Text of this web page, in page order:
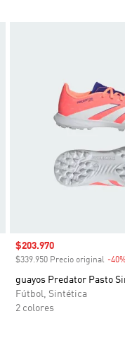
Precio de venta
$203.970
$339.950 Precio original -
guayos Predator Pasto
Fútbol, Sintética
2 colores